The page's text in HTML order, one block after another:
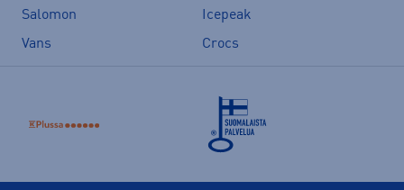
Salomon
Icepeak
Vans
Crocs